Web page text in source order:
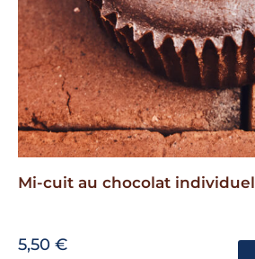
du
produit
Mi-cuit au chocolat individuel
5,50 €